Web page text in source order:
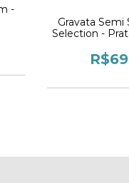
-
Gravata Semi
Selection -